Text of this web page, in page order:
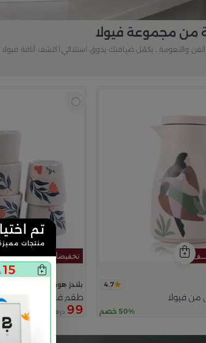
من مجموعة فيولا
والنعومة... يكمّل ضيافتك بذوق استثنائي.اكتشف أناقة فيولا
4.7
فيولا
50% خصم
بلندز هوم
طقم فناجيل قهوة 6 قطع متعددة الألوان من بيلينا
99 درهم
تم
منتجات
15